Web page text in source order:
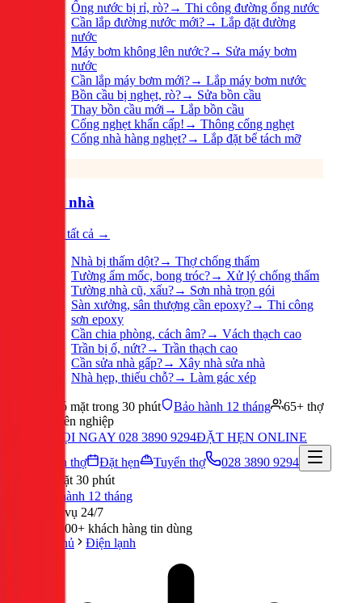
Ống nước bị rỉ, rò?→ Thi công đường ống nước
Cần lắp đường nước mới?→ Lắp đặt đường
nước
Máy bơm không lên nước?→ Sửa máy bơm
nước
Cần lắp máy bơm mới?→ Lắp máy bơm nước
Bồn cầu bị nghẹt, rò?→ Sửa bồn cầu
Thay bồn cầu mới → Lắp bồn cầu
Cống nghẹt khẩn cấp! → Thông cống nghẹt
Cống nhà hàng nghẹt?→ Lắp đặt bể tách mỡ
Sửa nhà
Xem tất cả →
Nhà bị thấm dột?→ Thợ chống thấm
Tường ẩm mốc, bong tróc?→ Xử lý chống thấm
Tường nhà cũ, xấu?→ Sơn nhà trọn gói
Sàn xưởng, sân thượng cần epoxy?→ Thi công
sơn epoxy
Cần chia phòng, cách âm?→ Vách thạch cao
Trần bị ố, nứt?→ Trần thạch cao
Cần sửa nhà gấp?→ Xây nhà sửa nhà
Nhà hẹp, thiếu chỗ?→ Làm gác xép
Có mặt trong 30 phút Bảo hành 12 tháng
65+ thợ
chuyên nghiệp
GỌI NGAY 028 3890 9294ĐẶT HẸN ONLINE
Tuyển thợ
Đặt hẹn Tuyển thợ
028 3890 9294
Có mặt 30 phút
Bảo hành 12 tháng
Phục vụ 24/7
300,000+ khách hàng tin dùng
Trang chủ
Điện lạnh